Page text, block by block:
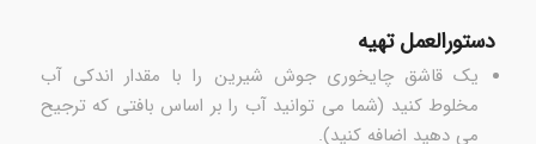
دستورالعمل تهیه
یک قاشق چایخوری جوش شیرین را با مقدار اندکی آب
مخلوط کنید (شما می توانید آب را بر اساس بافتی که ترجیح
می دهید اضافه کنید).